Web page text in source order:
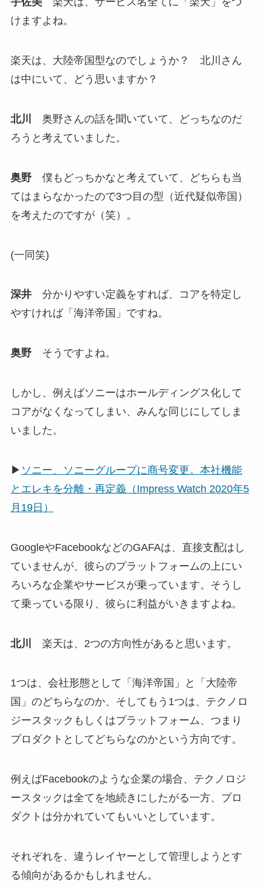
けますよね。
楽天は、大陸帝国型なのでしょうか？ 北川さん
は中にいて、どう思いますか？
北川
奥野さんの話を聞いていて、どっちなのだ
ろうと考えていました。
奥野僕もどっちかなと考えていて、どちらも当
てはまらなかったので3つ目の型（近代疑似帝国）
を考えたのですが（笑）。
(一同笑)
深井分かりやすい定義をすれば、コアを特定し
やすければ「海洋帝国」ですね。
奥野そうですよね。
しかし、例えばソニーはホールディングス化して
コアがなくなってしまい、みんな同じにしてしま
いました。
▶ ソニー、ソニーグループに商号変更。本社機能
とエレキを分離・再定義（Impress Watch 2020年5
月19日）
GoogleやFacebookなどのGAFAは、直接支配はし
ていませんが、彼らのプラットフォームの上にい
ろいろな企業やサービスが乗っています。そうし
て乗っている限り、彼らに利益がいきますよね。
北川 楽天は、2つの方向性があると思います。
1つは、会社形態として「海洋帝国」と「大陸帝
国」のどちらなのか、そしてもう1つは、テクノロ
ジースタックもしくはプラットフォーム、つまり
プロダクトとしてどちらなのかという方向です。
例えばFacebookのような企業の場合、テクノロジ
ースタックは全てを地続きにしたがる一方、プロ
ダクトは分かれていてもいいとしています。
それぞれを、違うレイヤーとして管理しようとす
る傾向があるかもしれません。